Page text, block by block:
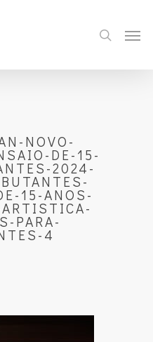
NOVO-
DE-15-
2024-
15-ANOS-
PARA-
4